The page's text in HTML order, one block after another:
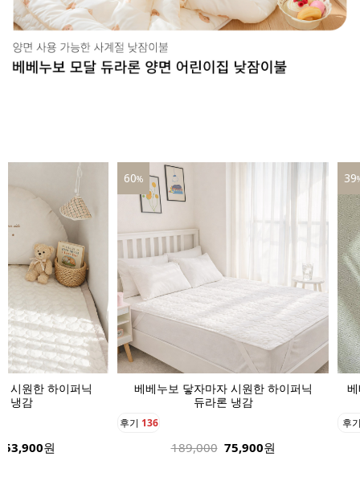
시원한 하이퍼닉
냉감
75,900원
39%
베베누보 닿자마자 시원한 듀라론 냉감
아기 바디
후기41
40,800 24,900원
67
후